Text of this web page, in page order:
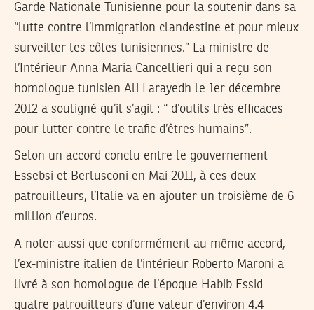
Garde Nationale Tunisienne pour la soutenir dans sa
“lutte contre l’immigration clandestine et pour mieux
surveiller les côtes tunisiennes.” La ministre de
l’Intérieur Anna Maria Cancellieri qui a reçu son
homologue tunisien Ali Larayedh le 1er décembre
2012 a souligné qu’il s’agit : “ d’outils très efficaces
pour lutter contre le trafic d’êtres humains”.
Selon un accord conclu entre le gouvernement
Essebsi et Berlusconi en Mai 2011, à ces deux
patrouilleurs, l’Italie va en ajouter un troisième de 6
million d’euros.
A noter aussi que conformément au même accord,
l’ex-ministre italien de l’intérieur Roberto Maroni a
livré à son homologue de l’époque Habib Essid
quatre patrouilleurs d’une valeur d’environ 4.4